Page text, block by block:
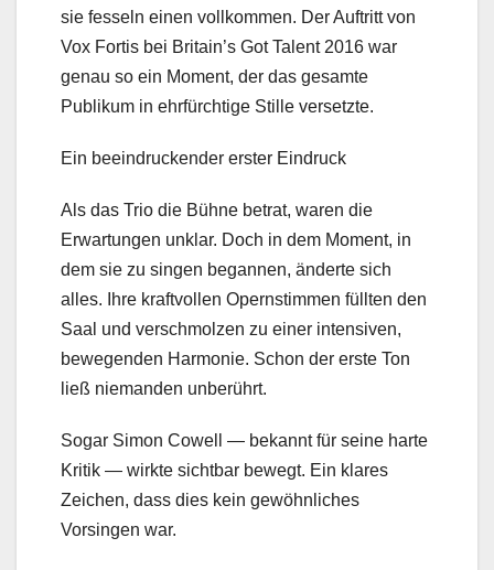
sie fesseln einen vollkommen. Der Auftritt von
Vox Fortis bei Britain’s Got Talent 2016 war
genau so ein Moment, der das gesamte
Publikum in ehrfürchtige Stille versetzte.
Ein beeindruckender erster Eindruck
Als das Trio die Bühne betrat, waren die
Erwartungen unklar. Doch in dem Moment, in
dem sie zu singen begannen, änderte sich
alles. Ihre kraftvollen Opernstimmen füllten den
Saal und verschmolzen zu einer intensiven,
bewegenden Harmonie. Schon der erste Ton
ließ niemanden unberührt.
Sogar Simon Cowell — bekannt für seine harte
Kritik — wirkte sichtbar bewegt. Ein klares
Zeichen, dass dies kein gewöhnliches
Vorsingen war.